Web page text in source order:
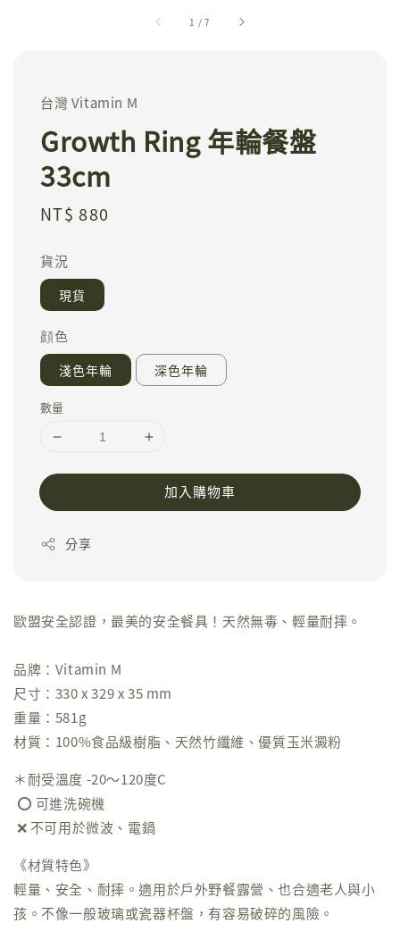
1 /7
台灣 Vitamin M
Growth Ring 年輪餐盤
33cm
Regular
NT$ 880
貨況
現貨
顔色
淺色年輪 深色年輪
數量
加入購物車
分享
歐盟安全認證，最美的安全餐具！天然無毒、輕量耐摔。
品牌：Vitamin M
尺寸：330 x 329 x 35 mm
重量：581g
材質：100%食品級樹脂、天然竹纖維、優質玉米澱粉
＊耐受溫度 -20～120度C
⭕️ 可進洗碗機
❌ 不可用於微波、電鍋
《材質特色》
輕量、安全、耐摔。適用於戶外野餐露營、也合適老人與小
孩。不像一般玻璃或瓷器杯盤，有容易破碎的風險。